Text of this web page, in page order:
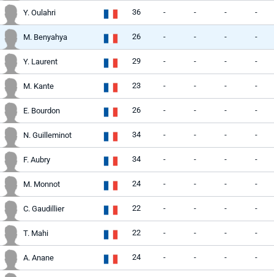
Y. Oulahri 36 - - - -
M. Benyahya 26 - - - -
Y. Laurent 29 - - - -
M. Kante 23 - - - -
E. Bourdon 26 - - - -
N. Guilleminot 34 - - - -
F. Aubry 34 - - - -
M. Monnot 24 - - - -
C. Gaudillier 22 - - - -
T. Mahi 22 - - - -
A. Anane 24 - - - -